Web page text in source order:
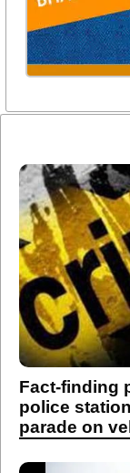
Fact-finding
police
parade on